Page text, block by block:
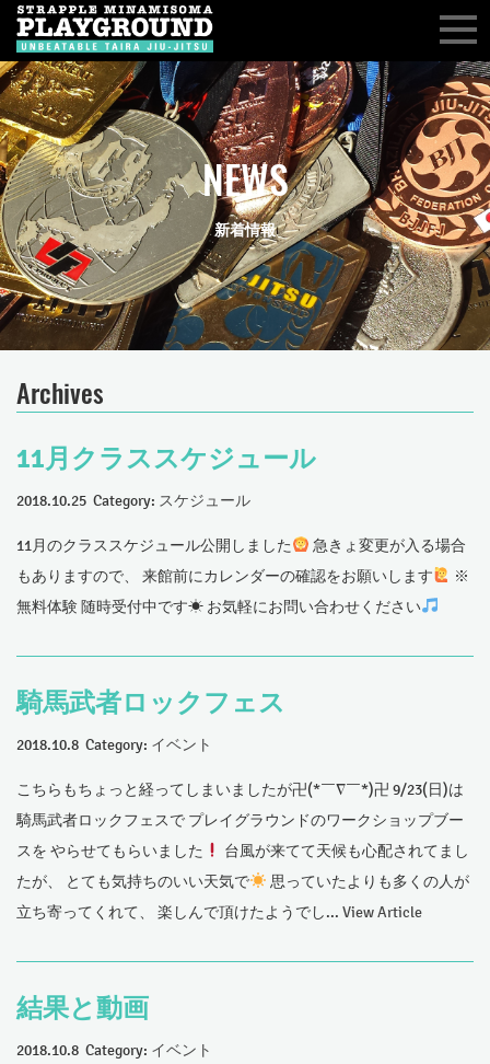
NEWS
新着情報
Archives
11月クラススケジュール
2018.10.25 Category: スケジュール
11月のクラススケジュール公開しました
急きょ変更が入る場合
もありますので、 来館前にカレンダーの確認をお願いします
※
無料体験 随時受付中です☀ お気軽にお問い合わせください
騎馬武者ロックフェス
2018.10.8 Category: イベント
こちらもちょっと経ってしまいましたが卍(*￣∇￣*)卍 9/23(日)は
騎馬武者ロックフェスで プレイグラウンドのワークショップブー
スを やらせてもらいました
台風が来てて天候も心配されてまし
たが、 とても気持ちのいい天気で
思っていたよりも多くの人が
立ち寄ってくれて、 楽しんで頂けたようでし... View Article
結果と動画
2018.10.8 Category: イベント